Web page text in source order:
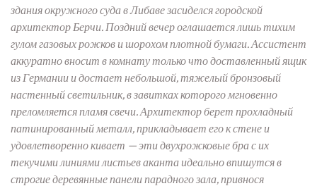
здания окружного суда в Либаве засиделся городской
архитектор Берчи. Поздний вечер оглашается лишь тихим
гулом газовых рожков и шорохом плотной бумаги. Ассистент
аккуратно вносит в комнату только что доставленный ящик
из Германии и достает небольшой, тяжелый бронзовый
настенный светильник, в завитках которого мгновенно
преломляется пламя свечи. Архитектор берет прохладный
патинированный металл, прикладывает его к стене и
удовлетворенно кивает — эти двухрожковые бра с их
текучими линиями листьев аканта идеально впишутся в
строгие деревянные панели парадного зала, привнося